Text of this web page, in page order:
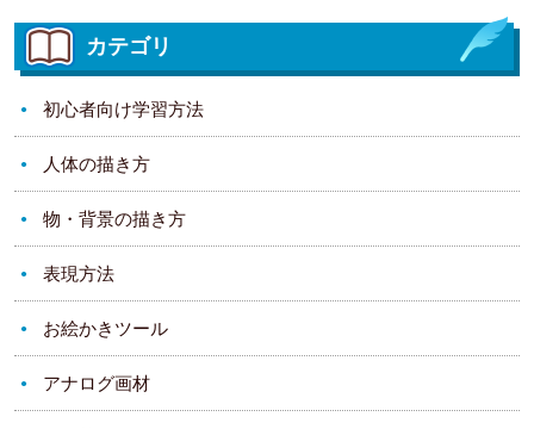
カテゴリ
初心者向け学習方法
人体の描き方
物・背景の描き方
表現方法
お絵かきツール
アナログ画材